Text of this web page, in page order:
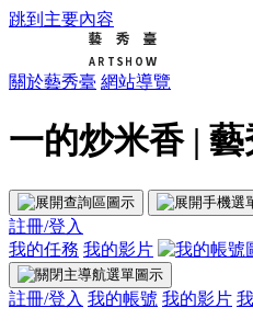
跳到主要內容
關於藝秀臺 網站導覽
一的炒米香 |
註冊/登入
我的任務 我的影片
註冊/登入 我的帳號 我的影片